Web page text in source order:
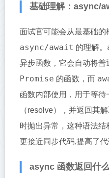
基础理解：async/
面试官可能会从最基础的
async/await 的理解。
异步函数，它会自动将普
Promise 的函数，而
函数内部使用，用于等待
（resolve），并返回其
时抛出异常，这种语法
更接近同步代码,提高了
async 函数返回什